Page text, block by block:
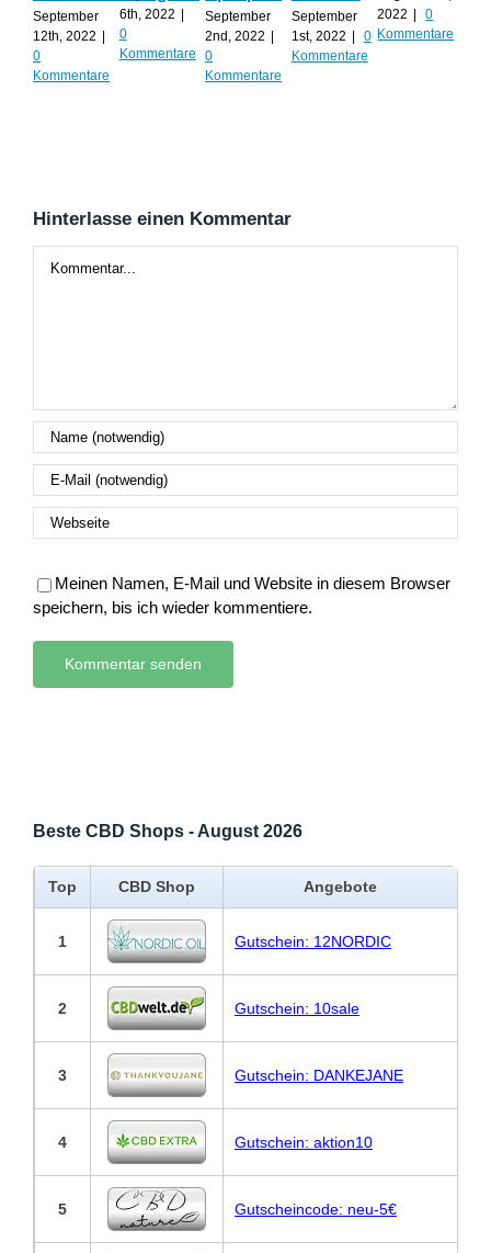
September
12th, 2022
0
Kommentare
6th, 2022
0
Kommentare
September
2nd, 2022
0
Kommentare
September
1st, 2022
0
Kommentare
2022
0
Kommentare
Hinterlasse einen Kommentar
Meinen Namen, E-Mail und Website in diesem Browser
speichern, bis ich wieder kommentiere.
Beste CBD Shops - August 2026
Top CBD Shop Angebote
1 Gutschein: 12NORDIC
2 Gutschein: 10sale
3 Gutschein: DANKEJANE
4 Gutschein: aktion10
5 Gutscheincode: neu-5€